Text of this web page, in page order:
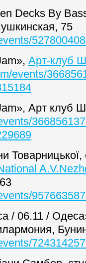
Decks By
75
Арт-клуб
events/
Арт клуб
/ 06.11 /